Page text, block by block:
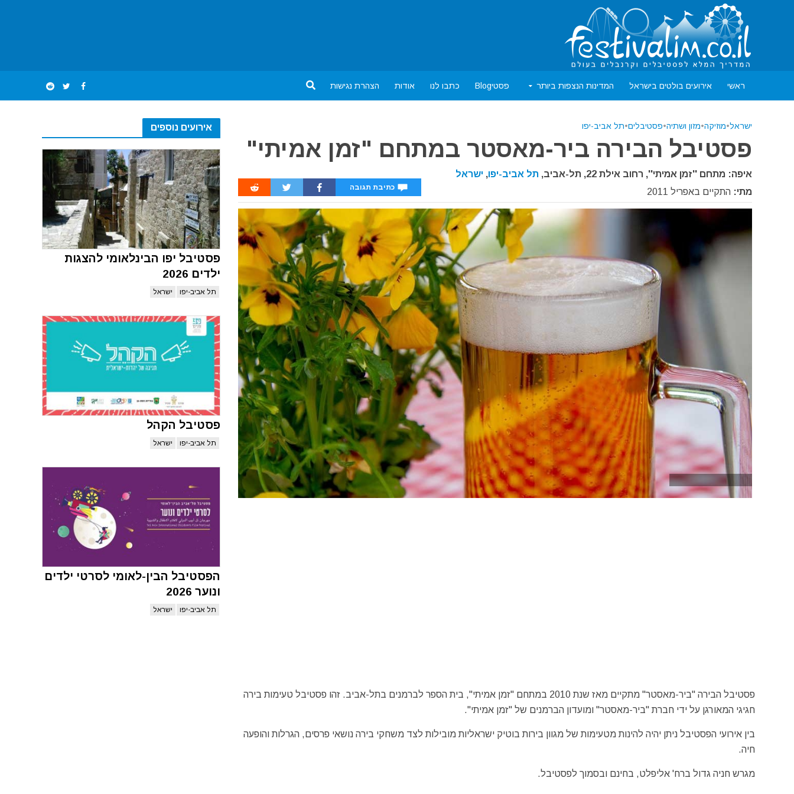
ראשי אירועים בולטים בישראל המדינות הנצפות ביותר פסטיBlog כתבו לנו אודות הצהרת נגישות
אירועים נוספים
פסטיבל יפו הבינלאומי להצגות
ילדים 2026
תל אביב-יפו ישראל
פסטיבל הקהל
תל אביב-יפו ישראל
הפסטיבל הבין-לאומי לסרטי ילדים
ונוער 2026
תל אביב-יפו ישראל
ישראל•מוזיקה•מזון ושתיה•פסטיבלים•תל אביב-יפו
פסטיבל הבירה ביר-מאסטר במתחם "זמן אמיתי"
איפה: מתחם ''זמן אמיתי'', רחוב אילת 22, תל-אביב, תל אביב-יפו, ישראל
מתי: התקיים באפריל 2011 כתיבת תגובה
פסטיבל הבירה "ביר-מאסטר" מתקיים מאז שנת 2010 במתחם "זמן אמיתי", בית הספר לברמנים בתל-אביב. זהו פסטיבל טעימות בירה
חגיגי המאורגן על ידי חברת "ביר-מאסטר" ומועדון הברמנים של "זמן אמיתי".
בין אירועי הפסטיבל ניתן יהיה להינות מטעימות של מגוון בירות בוטיק ישראליות מובילות לצד משחקי בירה נושאי פרסים, הגרלות והופעה
חיה.
מגרש חניה גדול ברח' אליפלט, בחינם ובסמוך לפסטיבל.